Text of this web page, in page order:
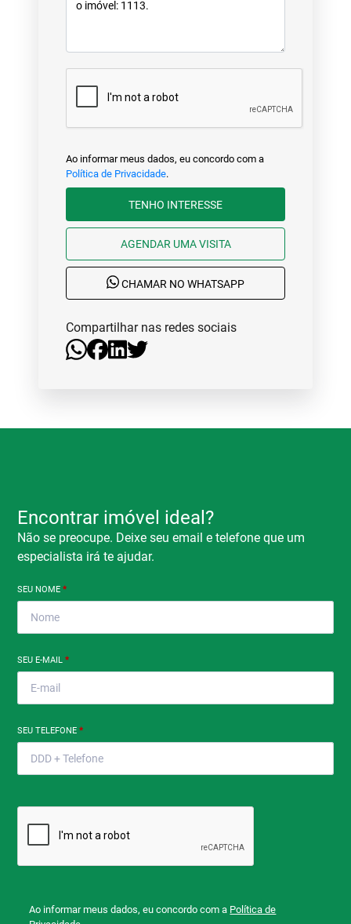
Ao informar meus dados, eu concordo com a
Política de Privacidade.
TENHO INTERESSE
AGENDAR UMA VISITA
CHAMAR NO WHATSAPP
Compartilhar nas redes sociais
Encontrar imóvel ideal?
Não se preocupe. Deixe seu email e telefone que um
especialista irá te ajudar.
SEU NOME*
SEU E-MAIL*
SEU TELEFONE*
Ao informar meus dados, eu concordo com a Política de